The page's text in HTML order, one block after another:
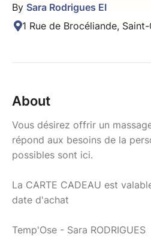
By Sara Rodrigues EI
1 Rue de Brocéliande,
About
Vous désirez offrir un
répond aux besoins de la
possibles sont ici.
La CARTE CADEAU est
date d'achat
Temp'Ose - Sara RODRIGUES